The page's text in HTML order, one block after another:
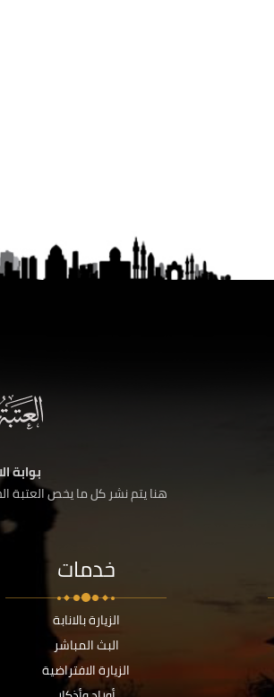
بوابة
هنا يتم نشر كل ما يخص العتبة
خدمات
الزيارة بالانابة
البث المباشر
الزيارة الافتراضية